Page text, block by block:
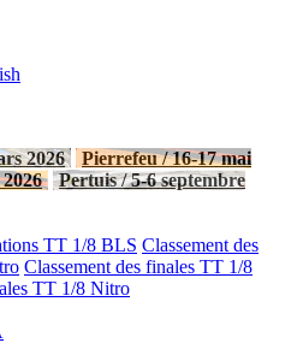
2026
Pierrefeu / 16-17 mai
Pertuis / 5-6 septembre
TT 1/8 BLS Classement des
Classement des finales TT 1/8
TT 1/8 Nitro